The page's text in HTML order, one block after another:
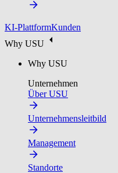
KI-PlattformKunden
Why USU
Why USU
Unternehmen
Über USU
Unternehmensleitbild
Management
Standorte